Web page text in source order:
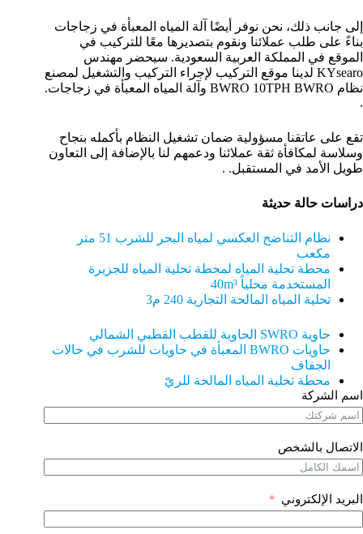
إلى جانب ذلك، نحن نوفر أيضًا آلة المياه المعبأة في زجاجات
بناءً على طلب عملائنا ونقوم بتصديرها معًا للتركيب في
الموقع في المملكة العربية السعودية. سيحضر مهندس
KYsearo لدينا موقع التركيب لإجراء التركيب والتشغيل لمصنع
نظام BWRO 10TPH BWRO وآلة المياه المعبأة في زجاجات.
.
تقع على عاتقنا مسؤولية ضمان تشغيل النظام بأكمله بنجاح
وسلاسة لمكافأة ثقة عملائنا ودعمهم لنا بالإضافة إلى التعاون
طويل الأمد في المستقبل. .
دراسات حالة حديثة
نظام التناضح العكسي لمياه البحر للشرب 51 متر
مكعب
محطة تحلية المياه لمحطة تحلية المياه للجزيرة
المستخدمة محلياً 40 m³
تحلية المياه المالحة التجارية 240 م3
حاوية SWRO الحاوية للقطب القطبي الشمالي
حاويات BWRO المعبأة في حاويات للشرب في حالات
الجفاف
محطة تحلية المياه المالحة للريّ
اسم الشركة
الاتصال بالشخص
البريد الإلكتروني